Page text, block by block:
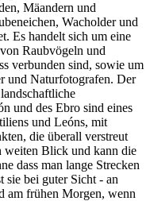
Mäandern und
Wacholder und
Es handelt sich um eine
Raubvögeln und
verbunden sind, sowie um
und Naturfotografen. Der
und des Ebro sind eines
und Leóns, mit
die überall verstreut
weiten Blick und kann die
dass man lange Strecken
sie bei guter Sicht - an
am frühen Morgen, wenn